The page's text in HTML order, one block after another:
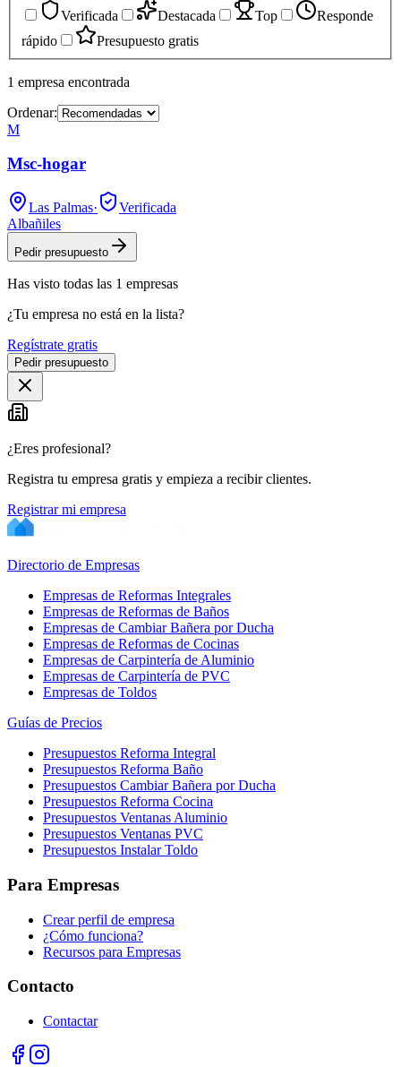
Verificada
Destacada Top
Responde
rápido
Presupuesto gratis
1 empresa encontrada
Ordenar:
M
Msc-hogar
Las Palmas·
Verificada
Albañiles
Pedir presupuesto
Has visto todas las 1 empresas
¿Tu empresa no está en la lista?
Regístrate gratis
Pedir presupuesto
¿Eres profesional?
Registra tu empresa gratis y empieza a recibir clientes.
Registrar mi empresa
Directorio de Empresas
Empresas de Reformas Integrales
Empresas de Reformas de Baños
Empresas de Cambiar Bañera por Ducha
Empresas de Reformas de Cocinas
Empresas de Carpintería de Aluminio
Empresas de Carpintería de PVC
Empresas de Toldos
Guías de Precios
Presupuestos Reforma Integral
Presupuestos Reforma Baño
Presupuestos Cambiar Bañera por Ducha
Presupuestos Reforma Cocina
Presupuestos Ventanas Aluminio
Presupuestos Ventanas PVC
Presupuestos Instalar Toldo
Para Empresas
Crear perfil de empresa
¿Cómo funciona?
Recursos para Empresas
Contacto
Contactar